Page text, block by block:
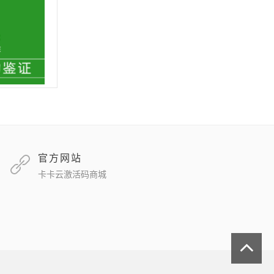
官方网站
卡卡云激活码商城